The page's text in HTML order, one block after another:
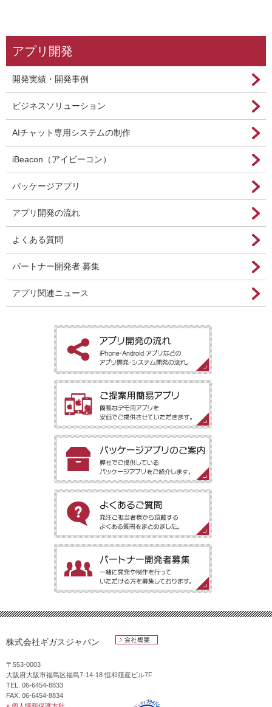
アプリ開発
開発実績・開発事例
ビジネスソリューション
AIチャット専用システムの制作
iBeacon（アイビーコン）
パッケージアプリ
アプリ開発の流れ
よくある質問
パートナー開発者 募集
アプリ関連ニュース
［アプリ開発の流れ］iPhone・Android アプリなどのアプリ開
発・システム開発の流れ。
［ご提案用簡易アプリ］簡易なデモ用アプリを安価でご提供させ
ていただきます。
［パッケージアプリのご案内］弊社でご提供しているパッケージ
アプリをご紹介します。
［よくあるご質問］発注ご担当者様から頂戴するよくある質問を
まとめました。
方を募集しております。
株式会社ギガスジャパン
〒553-0003
大阪府大阪市福島区福島7-14-18 恒和殖産ビル7F
TEL. 06-6454-8833
FAX. 06-6454-8834